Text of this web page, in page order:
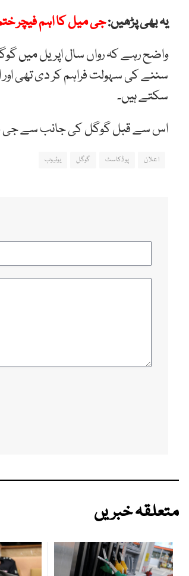
یہ بھی پڑھیں:جی میل کا اہم فیچر
واضح رہے کہ رواں سال اپریل میں
سننے کی سہولت فراہم کر دی تھی
سکتے ہیں۔
اس سے قبل گوگل کی جانب سے جی میل
اعلان پوڈکاسٹ گوگل یوٹیوب
متعلقہ خبریں